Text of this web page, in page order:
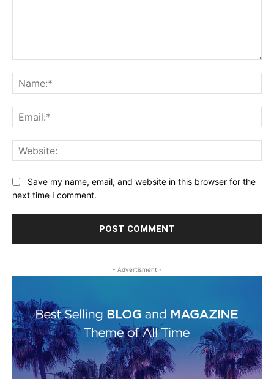
Save my name, email, and website in this browser for the
next time I comment.
- Advertisment -